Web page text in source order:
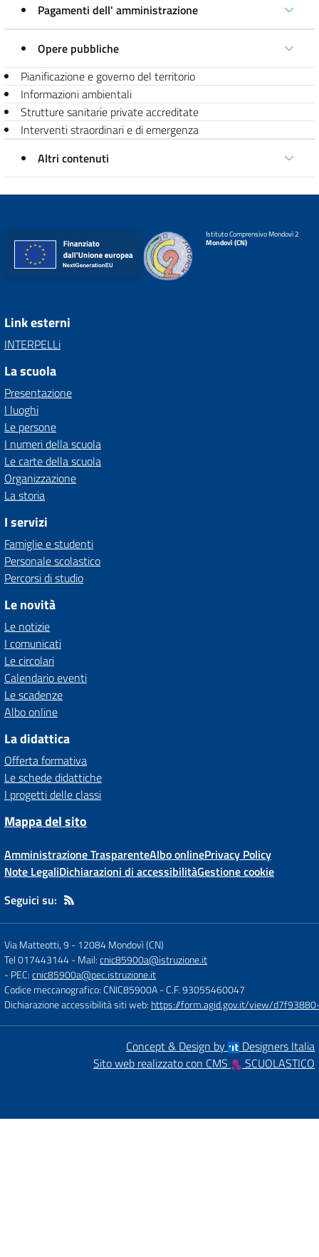
Pagamenti dell' amministrazione
Opere pubbliche
Pianificazione e governo del territorio
Informazioni ambientali
Strutture sanitarie private accreditate
Interventi straordinari e di emergenza
Altri contenuti
Istituto Comprensivo Mondovì 2
Mondovì (CN)
Link esterni
INTERPELLi
La scuola
Presentazione
I luoghi
Le persone
I numeri della scuola
Le carte della scuola
Organizzazione
La storia
I servizi
Famiglie e studenti
Personale scolastico
Percorsi di studio
Le novità
Le notizie
I comunicati
Le circolari
Calendario eventi
Le scadenze
Albo online
La didattica
Offerta formativa
Le schede didattiche
I progetti delle classi
Mappa del sito
Amministrazione TrasparenteAlbo onlinePrivacy Policy
Note LegaliDichiarazioni di accessibilitàGestione cookie
Seguici su:
Via Matteotti, 9 -12084 Mondovì (CN)
Tel 017443144- Mail:cnic85900a@istruzione.it
- PEC:cnic85900a@pec.istruzione.it
Codice meccanografico: CNIC85900A- C.F. 93055460047
Dichiarazione accessibilità siti web: https://form.agid.gov.it/view/
Concept & Design by
Designers Italia
Sito web realizzato con CMS
SCUOLASTICO